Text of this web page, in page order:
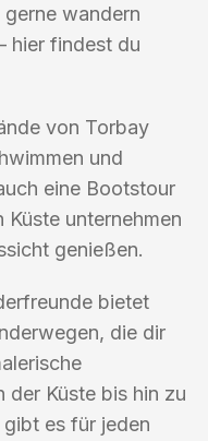
wandern
hier findest du
von Torbay
und
eine Bootstour
unternehmen
genießen.
bietet
die dir
der Küste bis hin zu
gibt es für jeden